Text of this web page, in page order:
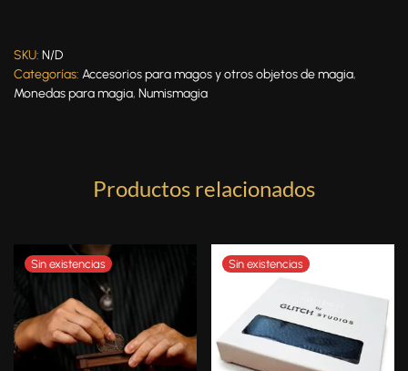
SKU: N/D
Categorías: Accesorios para magos y otros objetos de magia,
Monedas para magia, Numismagia
Productos relacionados